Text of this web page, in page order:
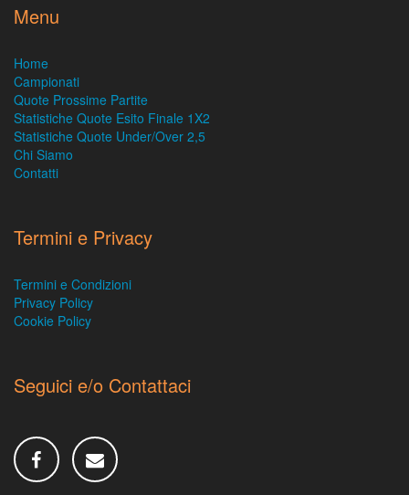
Menu
Home
Campionati
Quote Prossime Partite
Statistiche Quote Esito Finale 1X2
Statistiche Quote Under/Over 2,5
Chi Siamo
Contatti
Termini e Privacy
Termini e Condizioni
Privacy Policy
Cookie Policy
Seguici e/o Contattaci